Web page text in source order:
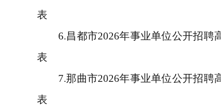
表
6.昌都市2026年事业单位公开招聘
表
7.那曲市2026年事业单位公开招聘
表